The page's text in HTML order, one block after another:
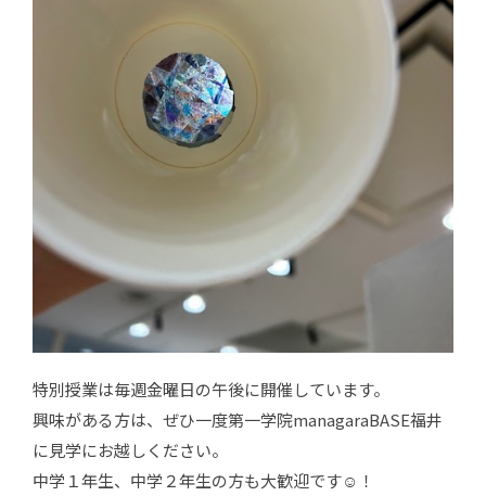
特別授業は毎週金曜日の午後に開催しています。
興味がある方は、ぜひ一度第一学院managaraBASE福井
に見学にお越しください。
中学１年生、中学２年生の方も大歓迎です☺！